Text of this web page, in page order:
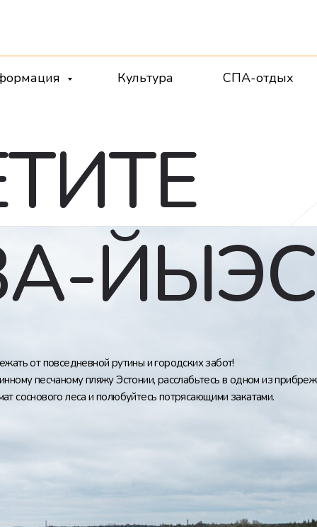
Культура СПА-отдых
от повседневной рутины и городских забот!
песчаному пляжу Эстонии, расслабьтесь в одном из
соснового леса и полюбуйтесь потрясающими закатами.